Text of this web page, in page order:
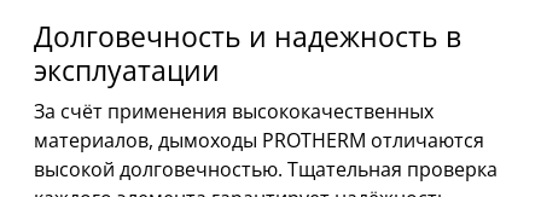
Долговечность и надежность в
эксплуатации
За счёт применения высококачественных
материалов, дымоходы PROTHERM отличаются
высокой долговечностью. Тщательная проверка